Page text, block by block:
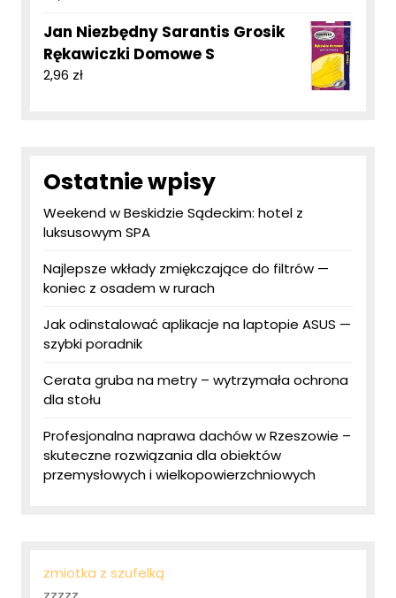
Jan Niezbędny Sarantis Grosik
Rękawiczki Domowe S
2,96 zł
Ostatnie wpisy
Weekend w Beskidzie Sądeckim: hotel z
luksusowym SPA
Najlepsze wkłady zmiękczające do filtrów —
koniec z osadem w rurach
Jak odinstalować aplikacje na laptopie ASUS —
szybki poradnik
Cerata gruba na metry – wytrzymała ochrona
dla stołu
Profesjonalna naprawa dachów w Rzeszowie –
skuteczne rozwiązania dla obiektów
przemysłowych i wielkopowierzchniowych
zmiotka z szufelką